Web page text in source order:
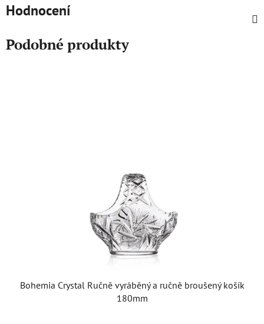
Hodnocení
Podobné produkty
Bohemia Crystal Ručně vyráběný a ručně broušený košík
180mm